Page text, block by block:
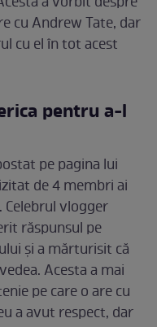
cu Andrew Tate, dar
cu el în tot acest
pentru a-l
pe pagina lui
de 4 membri ai
vlogger
răspunsul pe
și a mărturisit că
Acesta a mai
pe care o are cu
a avut respect, dar